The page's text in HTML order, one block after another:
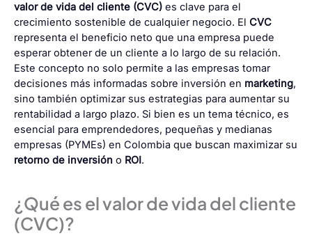
valor de vida del cliente (CVC) es clave para el
crecimiento sostenible de cualquier negocio. El CVC
representa el beneficio neto que una empresa puede
esperar obtener de un cliente a lo largo de su relación.
Este concepto no solo permite a las empresas tomar
decisiones más informadas sobre inversión en marketing,
sino también optimizar sus estrategias para aumentar su
rentabilidad a largo plazo. Si bien es un tema técnico, es
esencial para emprendedores, pequeñas y medianas
empresas (PYMEs) en Colombia que buscan maximizar su
retorno de inversión o ROI.
¿Qué es el valor de vida del cliente
(CVC)?